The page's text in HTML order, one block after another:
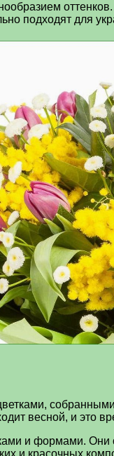
подходят для
весной, и это
и формами. Они
и красочных